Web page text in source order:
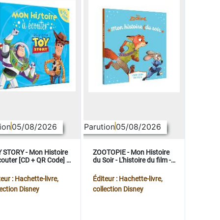
05/08/2026
STORY - Mon Histoire
[CD + QR Code] -
: Hachette-livre,
Disney
Parution05/08/2026
ZOOTOPIE - Mon Histoire
du Soir - L'histoire du film -
Éditeur : Hachette-livre,
collection Disney